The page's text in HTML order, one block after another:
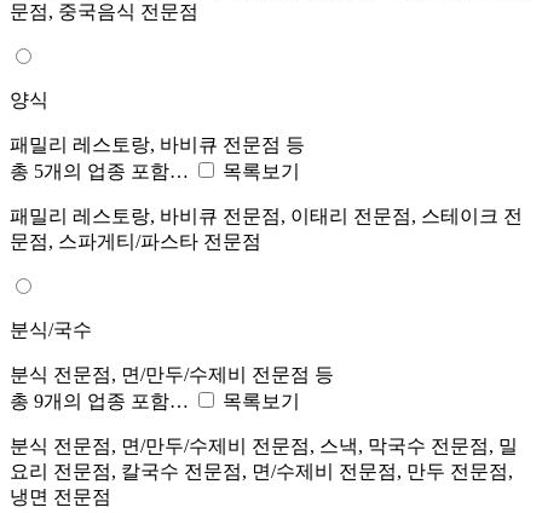
문점, 중국음식 전문점
양식
패밀리 레스토랑, 바비큐 전문점 등
총 5개의 업종 포함…
목록보기
패밀리 레스토랑, 바비큐 전문점, 이태리 전문점, 스테이크 전
문점, 스파게티/파스타 전문점
분식/국수
분식 전문점, 면/만두/수제비 전문점 등
총 9개의 업종 포함…
목록보기
분식 전문점, 면/만두/수제비 전문점, 스낵, 막국수 전문점, 밀
요리 전문점, 칼국수 전문점, 면/수제비 전문점, 만두 전문점,
냉면 전문점